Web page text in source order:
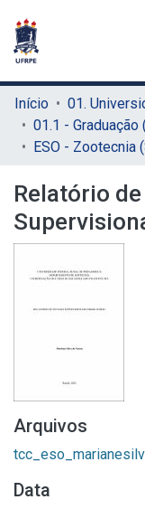
Início
01.1 - Graduação
ESO - Zootecnia
Relatório
Arquivos
Data